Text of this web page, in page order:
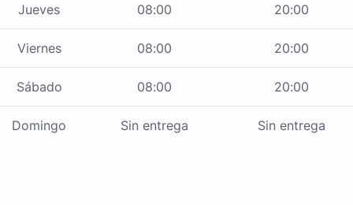
Jueves 08:00 20:00
Viernes 08:00 20:00
Sábado 08:00 20:00
Domingo Sin entrega Sin entrega